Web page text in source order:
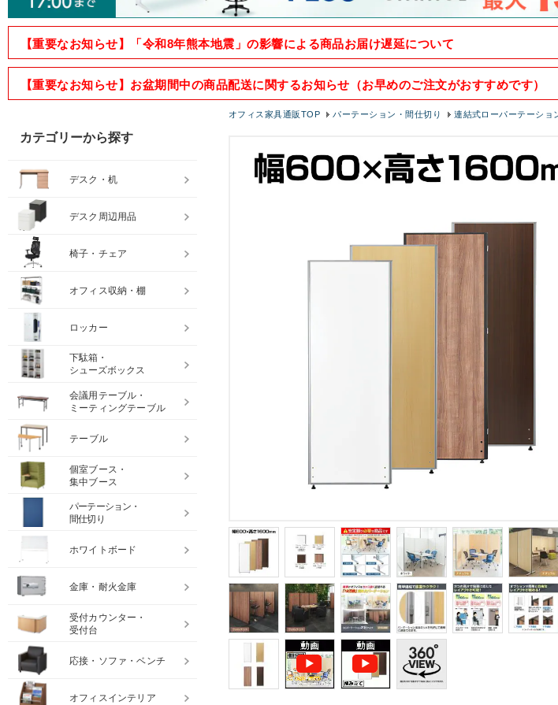
【重要なお知らせ】「令和8年熊本地震」の影響による商品お届け遅延について
【重要なお知らせ】お盆期間中の商品配送に関するお知らせ（お早めのご注文がおすすめです）
オフィス家具通販TOP パーテーション・間仕切り 連結式ローパーテーショ
カテゴリーから探す
デスク・机
デスク周辺用品
椅子・チェア
オフィス収納・棚
ロッカー
下駄箱・
シューズボックス
会議用テーブル・
ミーティングテーブル
テーブル
個室ブース・
集中ブース
パーテーション・
間仕切り
ホワイトボード
金庫・耐火金庫
受付カウンター・
受付台
応接・ソファ・ベンチ
オフィスインテリア